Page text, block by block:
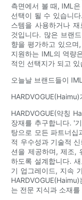
측면에서 볼 때, IML
선택이 될 수 있습니
스템을 사용하거나
것입니다. 많은 브랜
향을 평가하고 있으
지원하는 IML의 역량
적인 선택지가 되고 있
오늘날 브랜드들이
HARDVOGUE(약칭
장재를 추구합니다. '
탕으로 모든 파트너십
적 우수성과 기술적
션을 제공하며, 제조,
하도록 설계합니다.
기 업그레이드, 지속
는 전문 지식과 소재